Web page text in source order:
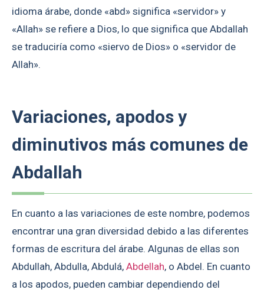
idioma árabe, donde «abd» significa «servidor» y
«Allah» se refiere a Dios, lo que significa que Abdallah
se traduciría como «siervo de Dios» o «servidor de
Allah».
Variaciones, apodos y
diminutivos más comunes de
Abdallah
En cuanto a las variaciones de este nombre, podemos
encontrar una gran diversidad debido a las diferentes
formas de escritura del árabe. Algunas de ellas son
Abdullah, Abdulla, Abdulá, Abdellah, o Abdel. En cuanto
a los apodos, pueden cambiar dependiendo del